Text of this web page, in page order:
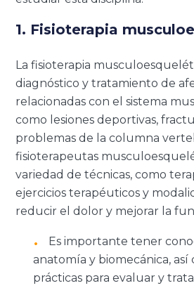
1. Fisioterapia
La fisioterapia
diagnóstico y tratamiento de
relacionadas con el sistema
como lesiones deportivas,
problemas de la columna
fisioterapeutas
variedad de técnicas, como
ejercicios terapéuticos y
reducir el dolor y mejorar la
Es importante tener
anatomía y biomecánica, así
prácticas para evaluar y